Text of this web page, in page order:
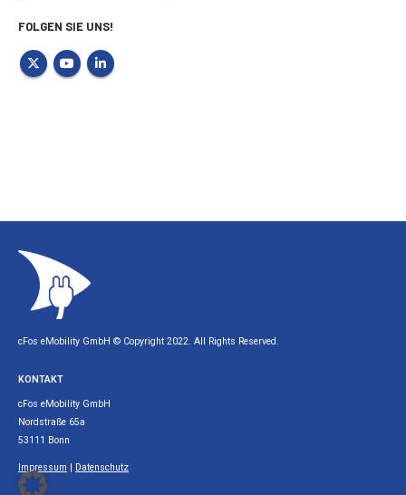
FOLGEN SIE UNS!
cFos eMobility GmbH © Copyright 2022. All Rights Reserved.
KONTAKT
cFos eMobility GmbH
Nordstraße 65a
53111 Bonn
Impressum Datenschutz